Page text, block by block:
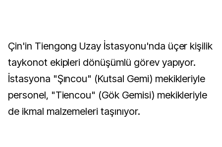
Çin'in Tiengong Uzay İstasyonu'nda üçer kişilik
taykonot ekipleri dönüşümlü görev yapıyor.
İstasyona "Şıncou" (Kutsal Gemi) mekikleriyle
personel, "Tiencou" (Gök Gemisi) mekikleriyle
de ikmal malzemeleri taşınıyor.